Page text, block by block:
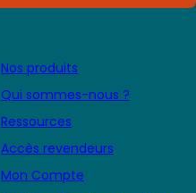
Nos produits
Qui sommes-nous ?
Ressources
Accès revendeurs
Mon Compte